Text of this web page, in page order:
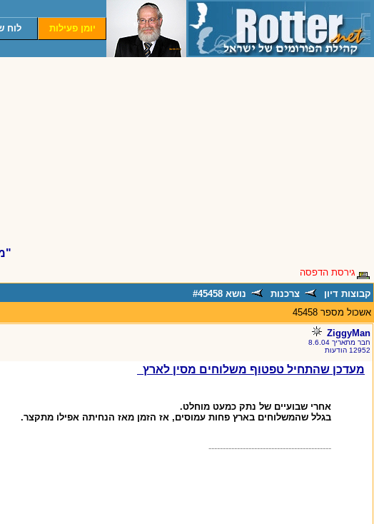
יומן פעילות לוח
גירסת הדפסה
קבוצות דיון
צרכנות נושא #45458
אשכול מספר 45458
ZiggyMan
חבר מתאריך 8.6.04
12952 הודעות
מעדכן שהתחיל טפטוף משלוחים מסין לארץ
אחרי שבועיים של נתק כמעט מוחלט.
בגלל שהמשלוחים בארץ פחות עמוסים, אז הזמן מאז הנחיתה אפילו מתקצר.
-------------------------------------------